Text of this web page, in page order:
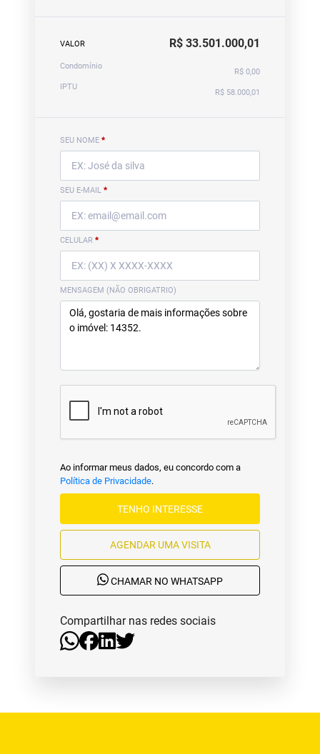
VALOR R$ 33.501.000,01
Condomínio
R$ 0,00
IPTU
R$ 58.000,01
SEU NOME *
SEU E-MAIL *
CELULAR *
MENSAGEM (NÃO OBRIGATRIO)
Ao informar meus dados, eu concordo com a
Política de Privacidade.
TENHO INTERESSE
AGENDAR UMA VISITA
CHAMAR NO WHATSAPP
Compartilhar nas redes sociais